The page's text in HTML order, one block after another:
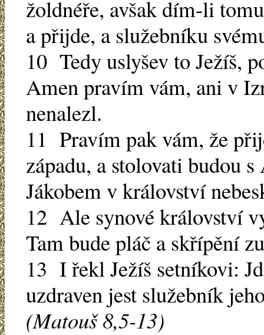
žoldnéře, avšak dím-li
a přijde, a služebníku
10 Tedy uslyšev to Ježíš,
Amen pravím vám, ani v
nenalezl.
11 Pravím pak vám, že
západu, a stolovati budou
Jákobem v království
12 Ale synové království
Tam bude pláč a skřípění
13 I řekl Ježíš setníkovi:
uzdraven jest služebník
(Matouš 8,5-13)